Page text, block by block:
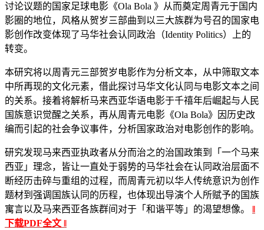
讨论议题的国家足球电影《Ola Bola 》从而奠定周青元于国内
影圈的地位，风格从贺岁三部曲到以三大族群为号召的国家电
影创作改变体现了马华社会认同政治（Identity Politics）上的
转变。
本研究将以周青元三部贺岁电影作为分析文本，从中筛取文本
中所再现的文化元素，借此探讨马华文化认同与电影文本之间
的关系。接着将解析马来西亚华语电影于千禧年后崛起与人民
国族意识觉醒之关系，再从周青元电影《Ola Bola》因历史改
编而引起的社会争议事件，分析国家政治对电影创作的影响。
研究发现马来西亚执政者从分而治之的治国政策到「一个马来
西亚」理念，皆让一直处于弱势的马华社会在认同政治层面不
断经历击碎与重组的过程，而周青元初以华人传统意识为创作
题材到强调国族认同的历程，也体现出导演个人所赋予的国族
寓言以及马来西亚各族群间对于「和谐平等」的渴望想像。 ‖
下载PDF全文 ‖